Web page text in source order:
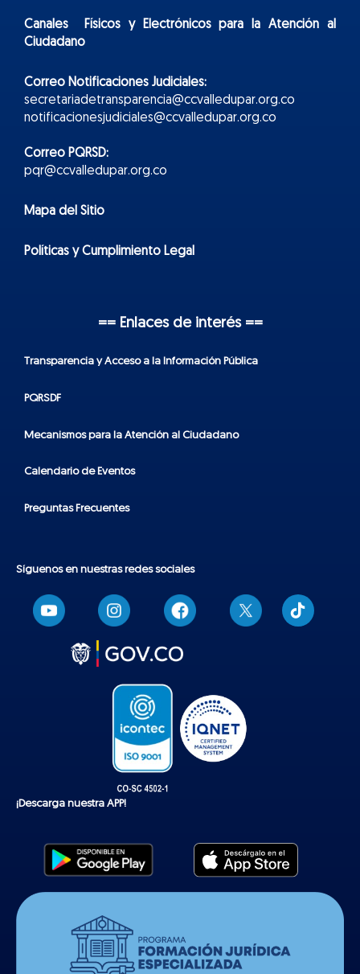
Canales Físicos yElectrónicospara la Atención al
Ciudadano
Correo Notificaciones Judiciales:
secretariadetransparencia@ccvalledupar.org.co
notificacionesjudiciales@ccvalledupar.org.co
Correo PQRSD:
pqr@ccvalledupar.org.co
Mapa del Sitio
Políticas y Cumplimiento Legal
== Enlaces de interés ==
Transparencia y Acceso a la Información Pública
PQRSDF
Mecanismos para la Atención al Ciudadano
Calendario de Eventos
Preguntas Frecuentes
Síguenos en nuestras redes sociales
T
i
k
¡Descarga nuestra APP!